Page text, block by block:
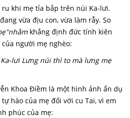
khi mẹ tỉa bắp trên núi Ka-lưi.
vừa địu con, vừa làm rẫy. So
khẳng định đức tính kiên
người mẹ nghèo:
lưi Lưng núi thì to mà lưng mẹ
Khoa Điềm là một hình ảnh ẩn dụ
hào của mẹ đối với cu Tai, vì em
phúc của mẹ: